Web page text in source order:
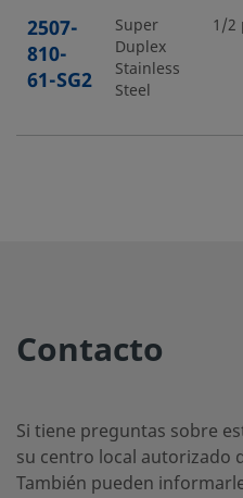
2507-
810-
61-SG2
Super
Duplex
Stainless
Steel
1/2
B-100-
61
Contacto
Si tiene preguntas sobre
su centro local autorizado
También pueden